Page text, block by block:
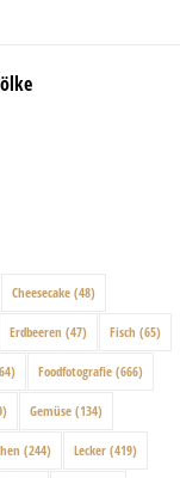
Cheesecake (48)
Erdbeeren (47) Fisch (65)
Foodfotografie (666)
Gemüse (134)
(244) Lecker (419)